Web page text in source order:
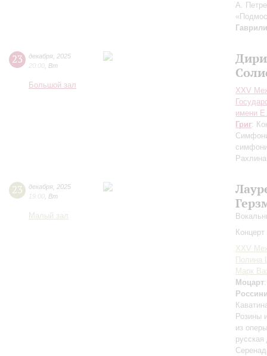
А.
23 декабря 2025
20:00 Вт
Большой зал
XXV
имени
Григ:
23 декабря 2025
19:00 Вт
Малый зал
XXV
Полина
Марк
Моцарт
Розины
из